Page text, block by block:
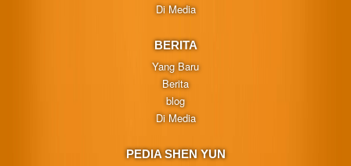
Di Media
BERITA
Yang Baru
Berita
blog
Di Media
PEDIA SHEN YUN